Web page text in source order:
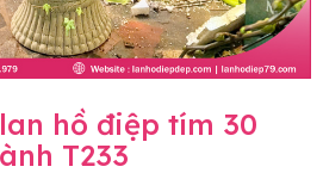
hồ điệp tím 30
T233